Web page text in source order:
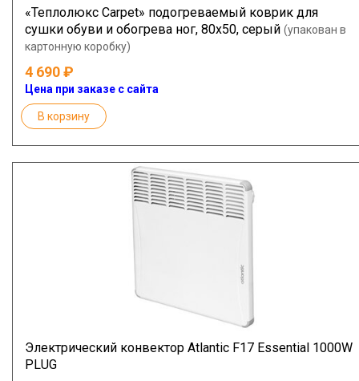
«Теплолюкс Carpet» подогреваемый коврик для
сушки обуви и обогрева ног, 80х50, серый (упакован в
картонную коробку)
4 690
Цена при заказе с сайта
В корзину
Электрический конвектор Atlantic F17 Essential 1000W
PLUG